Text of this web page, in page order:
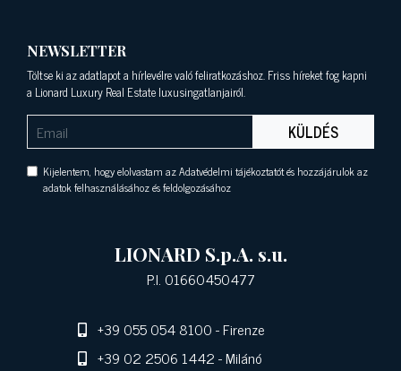
NEWSLETTER
Töltse ki az adatlapot a hírlevélre való feliratkozáshoz. Friss híreket fog kapni
a Lionard Luxury Real Estate luxusingatlanjairól.
KÜLDÉS
Kijelentem, hogy elolvastam az Adatvédelmi tájékoztatót és hozzájárulok az
adatok felhasználásához és feldolgozásához
LIONARD S.p.A. s.u.
P.I. 01660450477
+39 055 054 8100- Firenze
+39 02 2506 1442- Milánó